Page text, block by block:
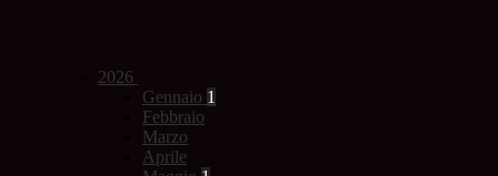
2026
Gennaio 1
Febbraio
Marzo
Aprile